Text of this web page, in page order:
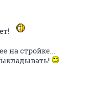
на стройке...